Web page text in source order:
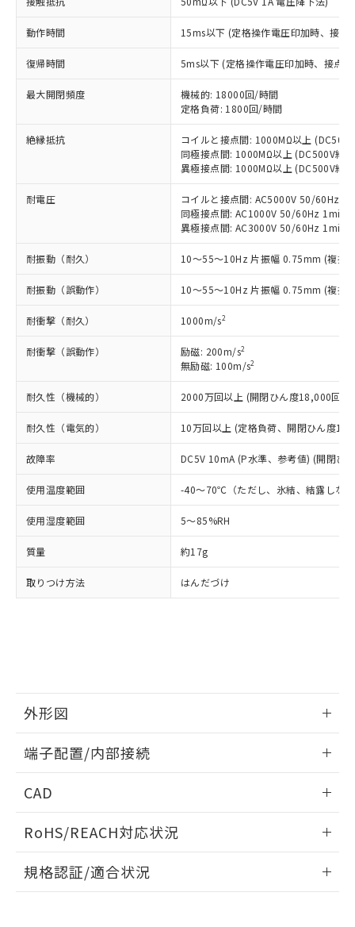
動作時間 15ms以下 (定格操作電圧印加時、接点
復帰時間 5ms以下 (定格操作電圧印加時、接点
最大開閉頻度
機械的: 18000回/時間
定格負荷: 1800回/時間
絶縁抵抗
コイルと接点間: 1000MΩ以上
同極接点間: 1000MΩ以上 (DC500V絶
異極接点間: 1000MΩ以上 (DC500V絶
耐電圧
コイルと接点間: AC5000V 50/60Hz
同極接点間: AC1000V 50/60Hz 1min
異極接点間: AC3000V 50/60Hz 1min
耐振動（耐久） 10～55～10Hz 片振幅 0.75mm (複振
耐振動（誤動作） 10～55～10Hz 片振幅 0.75mm (複振
耐衝撃（耐久） 1000m/s2
耐衝撃（誤動作） 励磁: 200m/s2
無励磁: 100m/s2
耐久性（機械的） 2000万回以上 (開閉ひん度18,000回/h)
耐久性（電気的） 10万回以上 (定格負荷、開閉ひん度
故障率 DC5V 10mA (P水準、参考値) (開閉ひ
使用温度範囲 -40～70℃（ただし、氷結、結露しな
使用湿度範囲 5～85%RH
質量 約17g
取りつけ方法 はんだづけ
外形図
外形図
端子配置/内部接続
端子配置/内部接続
CAD
ドすることができます。
ログイン/会員登録
RoHS/REACH対応状況
G2R-2-H DC5のRoHS対応状況については、営業部門もしく
規格認証/適合状況
本サービスは、当社制御機器事業取扱
商品の当社在庫状況および標準価格
(税抜)を提供させていただくもので
当社制御機器事業取扱商品の中には、
本サービスの対象外となる商品もある
ことをご了承ください。
在庫状況および標準価格照会結果は、
記載している更新日時点での社内デー
タに基づき作成されるものであり、閲
覧された時点での実際の在庫および標
準価格とは異なる場合があることをご
了承ください。
正式な納期状況および標準価格はお客
様のお取引先、またはお客様担当のオ
ムロン制御機器販売店・当社販売員に
ご相談ください。
オムロン制御機器販売店や当社販売拠
」をご確認
ください。
在庫状況および標準価格結果を当社の
事前の承諾なく第三者に漏洩または開
示しないようお願いします。
マイパーツ機能（部品リスト作成サー
ビス）をご利用いただくには、I-Web
メンバーズにご登録されている必要が
お客様が当ウェブサイト上で当社にご
登録された部品リストについて、当社
および当社の共同利用者が、当社の製
引・商談に必要な範囲で利用すること
をご了承ください。
※当社の共同利用者とは、
調査・確認中：EU RoHS指令（10物質）の
非含有の対応状況を調査中または確認中の
商品です。
非該当品：ライセンス料など無形物で、有
害物質有無と関係のない商品です。
仕入先様の事情により、非含有部品として
いたものが、含有品と判明した場合などや
むを得ず変更することがあります。
*EU RoHS指令（10物質）：
鉛(Pb) 1000ppm以下、 水銀(Hg) 1000ppm以下、 カド
六価クロム(Cr(Ⅵ)) 1000ppm以下、ポリ臭化ビフェニル
類(PBB) 1000ppm以下、ポリ臭化ジフェニルエーテル類
(PBDE) 1000ppm以下、フタル酸ビス(2-エチルヘキシ
ル) (DEHP)(別名：DOP) 1000ppm以下、フタル酸ブチ
ルベンジル（BBP） 1000ppm以下、フタル酸ジブチル
(DIBP) 1000ppm以下
但し、RoHS指令で産業用監視および制御機器に対する
適用除外項目は除く。
フタル酸エステル類の４物質については閾値を超える意
図的な使用がないことを確認しています。
月が前後することがあります。
※3 非含有証明書ダウンロード
下記の非含有証明書をダウンロードするこ
EU RoHS指令（10物質）の非含有証明書
51物質の非含有証明書（当社基準）
欄に対応日を記載しておりました。
既に当社にて対応品への在庫切替を完了
していることから、特段のことがない限
り、2022年1月12日より割愛しておりま
※1 中国RoHS○×表
「○」：最大均質材料含有率が中国RoHSの
基準値以下であることを示します。
「×」：最大均質材料含有率が中国RoHSの
基準値を超えていることを示します。
「－」：未確認です。当社販売部門へお問
*中国RoHS10物質の基準値 (GB/T26572)：
Pb(鉛) :1000ppm、 Hg(水銀) : 1000ppm、 Cd(カドミウ
Cr(Ⅵ)(六価クロム) : 1000ppm、 PBBs(ポリ臭化ビフェ
ニル類) : 1000ppm、 PBDEs(ポリ臭化ジフェニルエーテ
ル類) : 1000ppm、
イソブチル) : 1000ppm、 BBP(フタル酸ブチルベンジ
ル) : 1000ppm、
DEHP(フタル酸ビス(2-エチルヘキシル)) : 1000ppm
※2 環境保護使用期限
「ｅ」：有害物質（10物質）のすべてが基
準値以下であることを示します。
質が外部に漏えいし、環境に深刻な影響を
及ぼさない年数を意味します。
「－」：未確認です。当社販売部門へお問
い合わせください。
当社は、これら貴社製品のうち、外国
為替および外国貿易法に定める商品
（以下｢規制貨物等」という）を輸出
または国外への提供する場合は、日本
国政府の輸出許可(または役務取引許
可)を取得するなどの必要な手続きを
当社は規制貨物を破棄する場合は、完
全に破砕するなど、違法に輸出されな
いよう必要な手段を講じます。
当社は貴社製品を、核兵器、ミサイ
ル、化学兵器、生物兵器またはその他
武器並びにこれらの製造装置等に一切
使用いたしません。
当社は、貴社製品を第三者に販売する
該第三者に通知します。また当社は、
販売先および販売に係わる関係者が違
法に輸出するおそれがある場合は、取
り引きをいたしません。
一定数以上の在庫あり
△ 一定数には満たないが在庫あり
－
在庫なし(最新の在庫状況につ
いては、お客様のお取引先、ま
たはお客様担当のオムロン制御
機器販売店・当社販売員にご確
空
受注生産機種、また在庫状況の
情報を公開していない機種